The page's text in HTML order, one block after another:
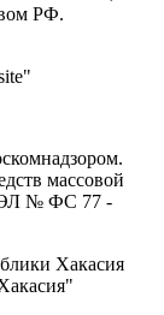
РФ.
массовой
ЭЛ № ФС 77 -
Хакасия